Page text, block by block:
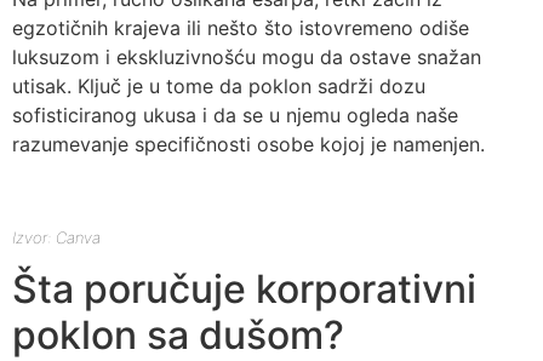
egzotičnih krajeva ili nešto što istovremeno odiše
luksuzom i ekskluzivnošću mogu da ostave snažan
utisak. Ključ je u tome da poklon sadrži dozu
sofisticiranog ukusa i da se u njemu ogleda naše
razumevanje specifičnosti osobe kojoj je namenjen.
Izvor: Canva
Šta poručuje korporativni
poklon sa dušom?